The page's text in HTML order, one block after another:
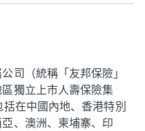
司（統稱「友邦保險」
獨立上市人壽保險集
在中國內地、香港特別
、澳洲、柬埔寨、印